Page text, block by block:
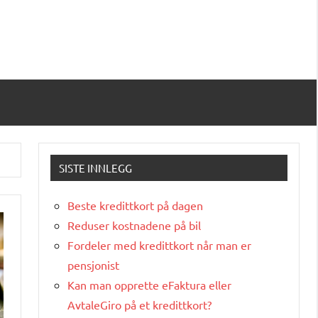
SISTE INNLEGG
Beste kredittkort på dagen
Reduser kostnadene på bil
Fordeler med kredittkort når man er
pensjonist
Kan man opprette eFaktura eller
AvtaleGiro på et kredittkort?